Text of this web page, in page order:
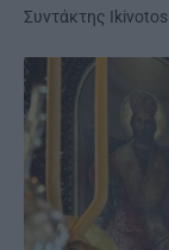
Συντάκτης Ikivotos